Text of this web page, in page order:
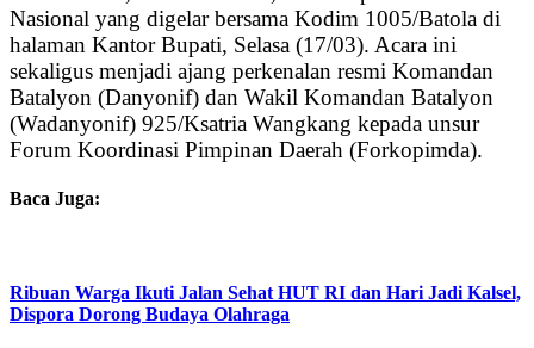
Nasional yang digelar bersama Kodim 1005/Batola di
halaman Kantor Bupati, Selasa (17/03). Acara ini
sekaligus menjadi ajang perkenalan resmi Komandan
Batalyon (Danyonif) dan Wakil Komandan Batalyon
(Wadanyonif) 925/Ksatria Wangkang kepada unsur
Forum Koordinasi Pimpinan Daerah (Forkopimda).
Baca Juga:
Ribuan Warga Ikuti Jalan Sehat HUT RI dan Hari Jadi Kalsel,
Dispora Dorong Budaya Olahraga